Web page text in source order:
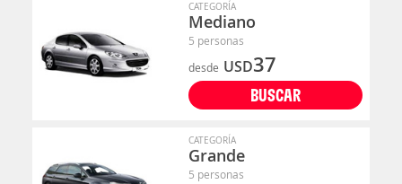
CATEGORÍA
Mediano
5 personas
desde USD37
BUSCAR
CATEGORÍA
Grande
5 personas